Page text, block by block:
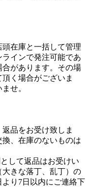
在庫と一括して管理
インで発注可能であ
があります。その場
く場合がございま
せ。
品をお受け致しま
、在庫のないものは
して返品はお受けい
きな落丁、乱丁）の
り7日以内にご連絡下